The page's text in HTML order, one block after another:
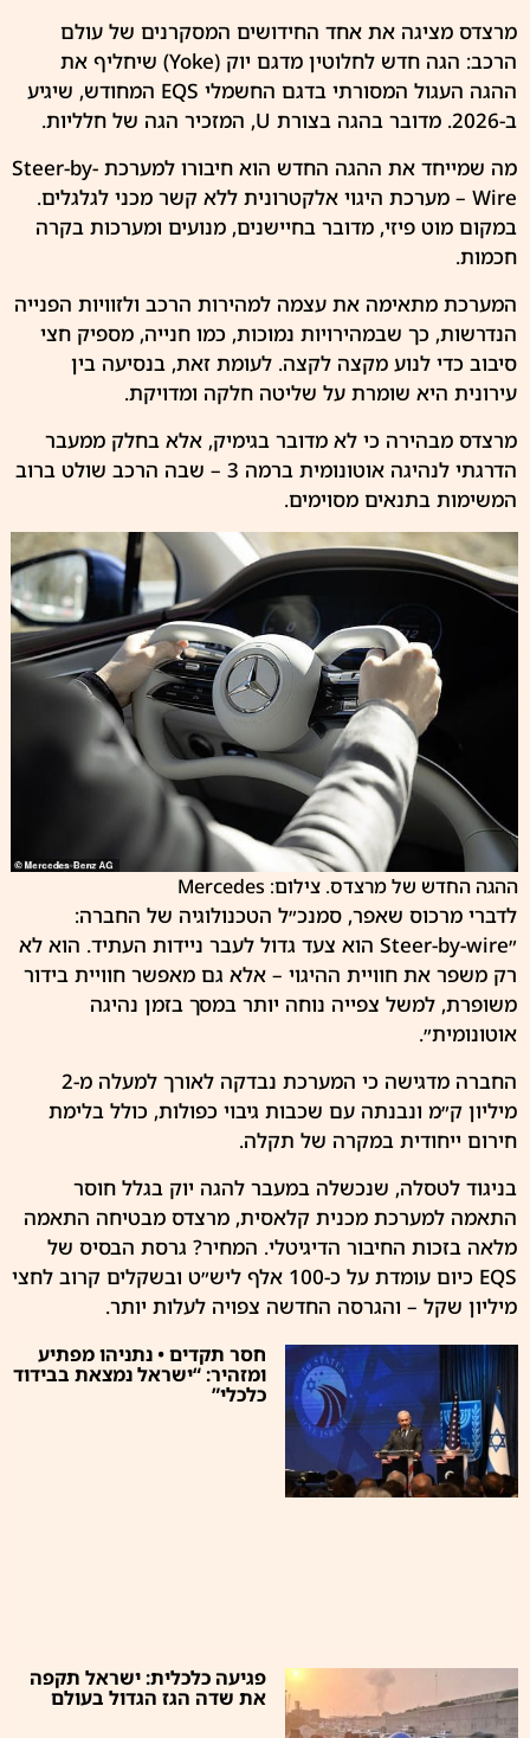
מרצדס מציגה את אחד החידושים המסקרנים של עולם
הרכב: הגה חדש לחלוטין מדגם יוק (Yoke) שיחליף את
ההגה העגול המסורתי בדגם החשמלי EQS המחודש, שיגיע
ב-2026. מדובר בהגה בצורת U, המזכיר הגה של חלליות.
מה שמייחד את ההגה החדש הוא חיבורו למערכת Steer-by-
Wire – מערכת היגוי אלקטרונית ללא קשר מכני לגלגלים.
במקום מוט פיזי, מדובר בחיישנים, מנועים ומערכות בקרה
חכמות.
המערכת מתאימה את עצמה למהירות הרכב ולזוויות הפנייה
הנדרשות, כך שבמהירויות נמוכות, כמו חנייה, מספיק חצי
סיבוב כדי לנוע מקצה לקצה. לעומת זאת, בנסיעה בין
עירונית היא שומרת על שליטה חלקה ומדויקת.
מרצדס מבהירה כי לא מדובר בגימיק, אלא בחלק ממעבר
הדרגתי לנהיגה אוטונומית ברמה 3 – שבה הרכב שולט ברוב
המשימות בתנאים מסוימים.
ההגה החדש של מרצדס. צילום: Mercedes
לדברי מרכוס שאפר, סמנכ״ל הטכנולוגיה של החברה:
״Steer-by-wire הוא צעד גדול לעבר ניידות העתיד. הוא לא
רק משפר את חוויית ההיגוי – אלא גם מאפשר חוויית בידור
משופרת, למשל צפייה נוחה יותר במסך בזמן נהיגה
אוטונומית״.
החברה מדגישה כי המערכת נבדקה לאורך למעלה מ-2
מיליון ק״מ ונבנתה עם שכבות גיבוי כפולות, כולל בלימת
חירום ייחודית במקרה של תקלה.
בניגוד לטסלה, שנכשלה במעבר להגה יוק בגלל חוסר
התאמה למערכת מכנית קלאסית, מרצדס מבטיחה התאמה
מלאה בזכות החיבור הדיגיטלי. המחיר? גרסת הבסיס של
EQS כיום עומדת על כ-100 אלף ליש״ט ובשקלים קרוב לחצי
מיליון שקל – והגרסה החדשה צפויה לעלות יותר.
חסר תקדים • נתניהו מפתיע
ומזהיר: “ישראל נמצאת בבידוד
כלכלי”
פגיעה כלכלית: ישראל תקפה
את שדה הגז הגדול בעולם